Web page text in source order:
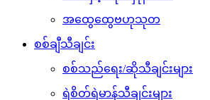
အထွေထွေဗဟုသုတ
စစ်ချီသီချင်း
စစ်သည်ရေး/ဆိုသီချင်းများ
ရဲစိတ်ရဲမာန်သီချင်းများ